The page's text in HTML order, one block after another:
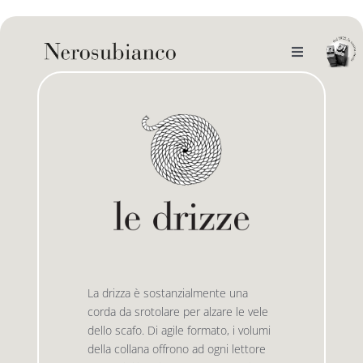
to
Toggle
Navigation
noi
le bandiere le drizze
La drizza è sostanzialmente una
corda da srotolare per alzare le vele
dello scafo. Di agile formato, i volumi
della collana offrono ad ogni lettore